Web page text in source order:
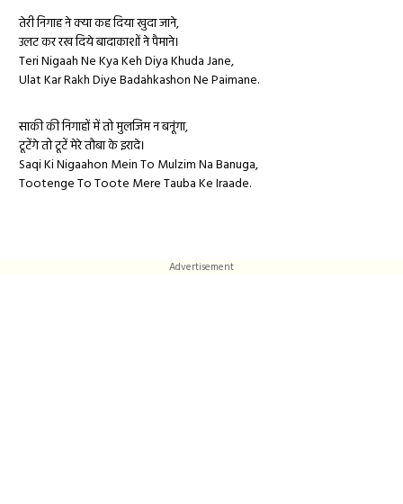
तेरी निगाह ने क्या कह दिया खुदा जाने,
उलट कर रख दिये बादाकाशों ने पैमाने।
Teri Nigaah Ne Kya Keh Diya Khuda Jane,
Ulat Kar Rakh Diye Badahkashon Ne Paimane.
साकी की निगाहों में तो मुलजिम न बनूंगा,
टूटेंगे तो टूटें मेरे तौबा के इरादे।
Saqi Ki Nigaahon Mein To Mulzim Na Banuga,
Tootenge To Toote Mere Tauba Ke Iraade.
Advertisement